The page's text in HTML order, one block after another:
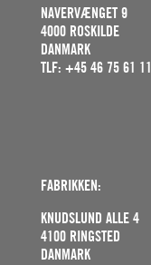
NAVERVÆNGET 9
4000 ROSKILDE
DANMARK
TLF: +45 46 75 61 11
FABRIKKEN:
KNUDSLUND ALLE 4
4100 RINGSTED
DANMARK